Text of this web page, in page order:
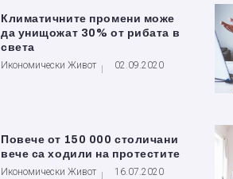
Климатичните промени може
да унищожат 30% от рибата в
света
Икономически Живот 02.09.2020
Повече от 150 000 столичани
вече са ходили на протестите
Икономически Живот 16.07.2020